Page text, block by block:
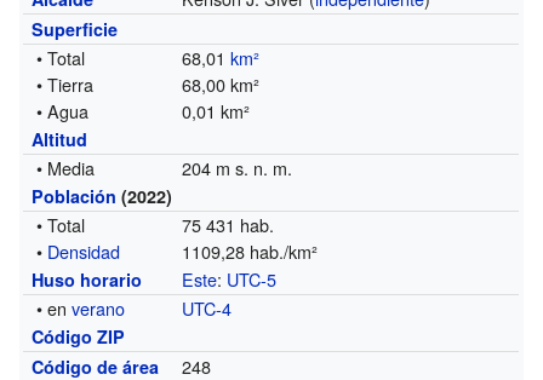
Superficie
• Total 68,01km²
• Tierra
68,00 km²
• Agua
0,01 km²
Altitud
• Media 204 m s. n. m.
Población (2022)
• Total
75 431 hab.
• Densidad 1109,28 hab./km²
Huso horario Este: UTC-5
• enverano UTC-4
Código ZIP
Código de área
248